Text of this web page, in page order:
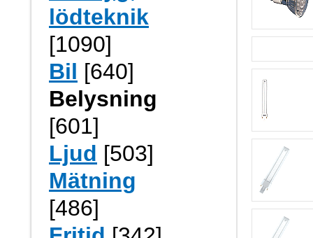
lödteknik
[1090]
Bil [640]
Belysning
[601]
Ljud [503]
Mätning
[486]